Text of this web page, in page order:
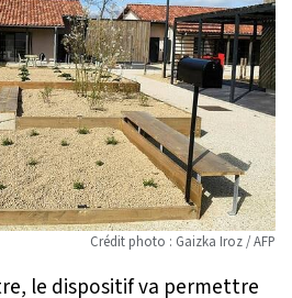
Crédit photo : Gaizka Iroz / AFP
le dispositif va permettre